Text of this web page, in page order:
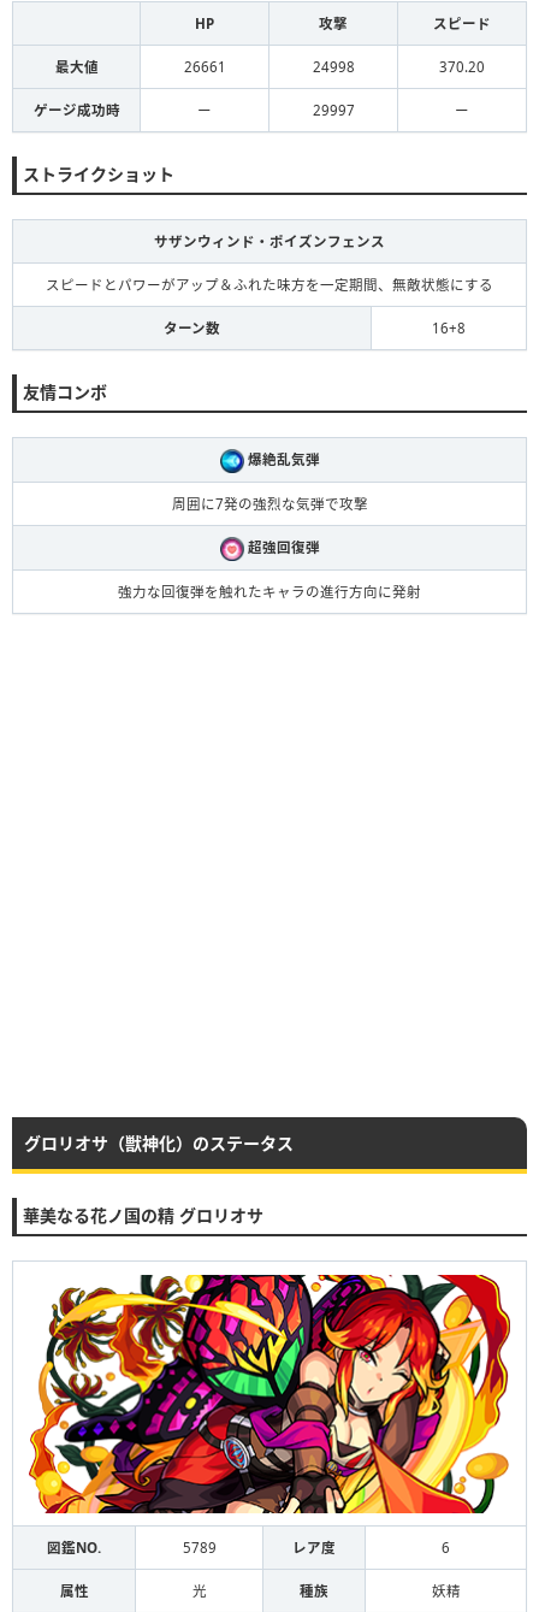
HP 攻撃 スピード
最大値 26661 24998 370.20
ゲージ成功時 ー 29997 ー
ストライクショット
サザンウィンド・ポイズンフェンス
スピードとパワーがアップ＆ふれた味方を一定期間、無敵状態にする
ターン数 16+8
友情コンボ
爆絶乱気弾
周囲に7発の強烈な気弾で攻撃
超強回復弾
強力な回復弾を触れたキャラの進行方向に発射
グロリオサ（獣神化）のステータス
華美なる花ノ国の精 グロリオサ
図鑑NO. 5789 レア度 6
属性 光 種族 妖精